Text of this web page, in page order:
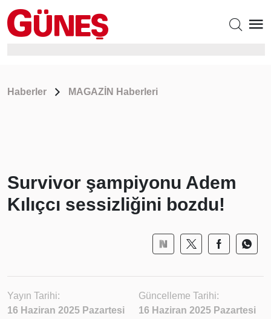
Haberler MAGAZİN Haberleri
Survivor şampiyonu Adem
Kılıçcı sessizliğini bozdu!
Yayın Tarihi:
16 Haziran 2025 Pazartesi
Güncelleme Tarihi:
16 Haziran 2025 Pazartesi